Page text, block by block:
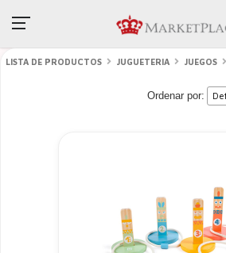
LISTA DE PRODUCTOS JUGUETERIA JUEGOS
Ordenar por: